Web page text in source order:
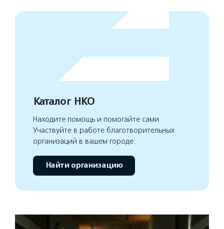
Каталог НКО
Находите помощь и помогайте сами.
Участвуйте в работе благотворительных
организаций в вашем городе.
Найти организацию